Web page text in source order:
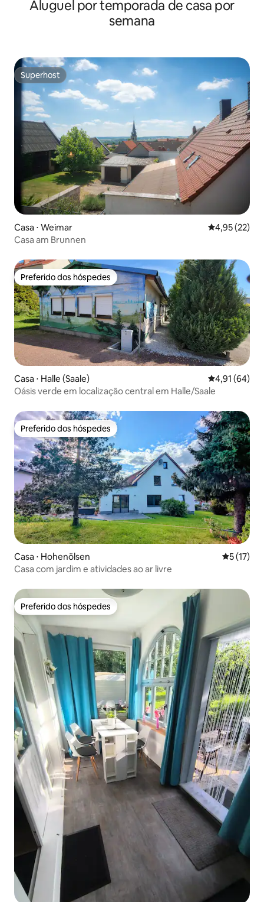
Aluguel por temporada de casa por
semana
Superhost
Superhost
Casa ⋅ Weimar 4,95 de uma
4,95 (22)
Casa am Brunnen
Preferido dos hóspedes
Preferido dos hóspedes
Casa ⋅ Halle (Saale) 4,91 de uma
4,91 (64)
Oásis verde em localização central em Halle/Saale
Preferido dos hóspedes
Preferido dos hóspedes
Casa ⋅ Hohenölsen 5 de uma
5 (17)
Casa com jardim e atividades ao ar livre
Preferido dos hóspedes
Preferido dos hóspedes